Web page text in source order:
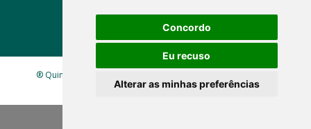
Concordo
Eu recuso
Alterar as minhas preferências
® Quinta Lamosa - Ecoturismo |
Livro de Reclamações| Mapasite